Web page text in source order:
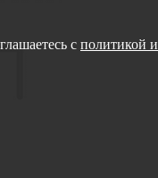
с политикой